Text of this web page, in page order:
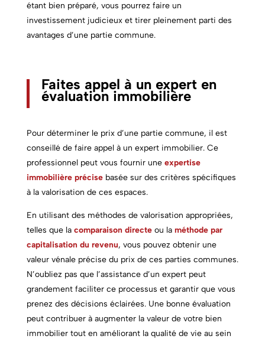
étant bien préparé, vous pourrez faire un
investissement judicieux et tirer pleinement parti des
avantages d’une partie commune.
Faites appel à un expert en
évaluation immobilière
Pour déterminer le prix d’unepartie commune, il est
conseillé de faire appel à un expert immobilier. Ce
professionnel peut vous fournir une expertise
immobilière précisebasée sur des critères spécifiques
à la valorisation de ces espaces.
En utilisant des méthodes de valorisation appropriées,
telles que la comparaison directe ou la méthode par
capitalisation du revenu, vous pouvez obtenir une
valeur vénale précise du prix de ces parties communes.
N’oubliez pas que l’assistance d’un expert peut
grandement faciliter ce processus et garantir que vous
prenez des décisions éclairées. Une bonne évaluation
peut contribuer à augmenter la valeur de votre bien
immobilier tout en améliorant la qualité de vie au sein